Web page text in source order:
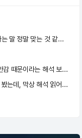
꿈이 내 감정을 비추는 거울 같다는 말 정말 맞는 것 같아요. 저도 요즘은 아침마다 꿈을 기록하게 됐어요 :)
저도 물에 빠지는 꿈 꿨을 때 불안감 때문이라는 해석 보고 너무 공감됐어요…
저도 꿈해몽 처음엔 그냥 재미로 봤는데, 막상 해석 읽어보면 묘하게 지금 내 상황이랑 맞아서 소름 돋더라고요!